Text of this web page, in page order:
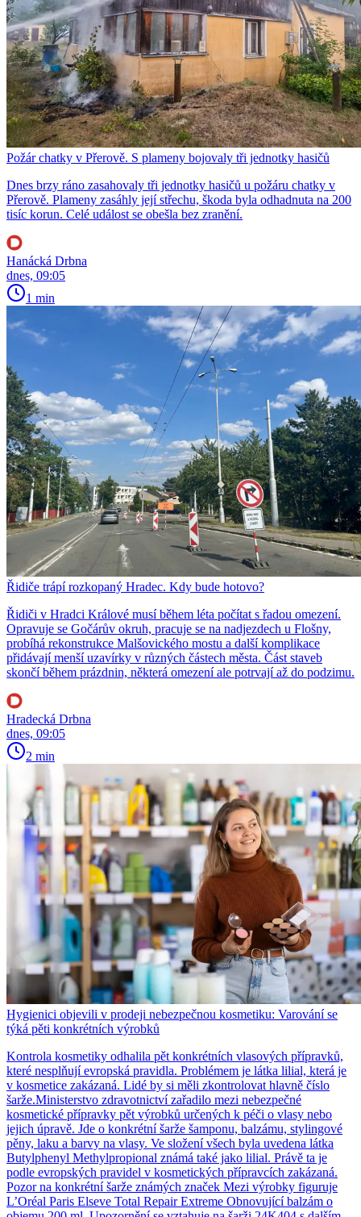
Požár chatky v Přerově. S plameny bojovaly tři jednotky hasičů
Dnes brzy ráno zasahovaly tři jednotky hasičů u požáru chatky v
Přerově. Plameny zasáhly její střechu, škoda byla odhadnuta na 200
tisíc korun. Celé událost se obešla bez zranění.
Hanácká Drbna
dnes, 09:05
1 min
Řidiče trápí rozkopaný Hradec. Kdy bude hotovo?
Řidiči v Hradci Králové musí během léta počítat s řadou omezení.
Opravuje se Gočárův okruh, pracuje se na nadjezdech u Flošny,
probíhá rekonstrukce Malšovického mostu a další komplikace
přidávají menší uzavírky v různých částech města. Část staveb
skončí během prázdnin, některá omezení ale potrvají až do podzimu.
Hradecká Drbna
dnes, 09:05
2 min
Hygienici objevili v prodeji nebezpečnou kosmetiku: Varování se
týká pěti konkrétních výrobků
Kontrola kosmetiky odhalila pět konkrétních vlasových přípravků,
které nesplňují evropská pravidla. Problémem je látka lilial, která je
v kosmetice zakázaná. Lidé by si měli zkontrolovat hlavně číslo
šarže.Ministerstvo zdravotnictví zařadilo mezi nebezpečné
kosmetické přípravky pět výrobků určených k péči o vlasy nebo
jejich úpravě. Jde o konkrétní šarže šamponu, balzámu, stylingové
pěny, laku a barvy na vlasy. Ve složení všech byla uvedena látka
Butylphenyl Methylpropional známá také jako lilial. Právě ta je
podle evropských pravidel v kosmetických přípravcích zakázaná.
Pozor na konkrétní šarže známých značek Mezi výrobky figuruje
L’Oréal Paris Elseve Total Repair Extreme Obnovující balzám o